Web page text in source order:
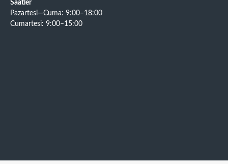
Saatler
Pazartesi—Cuma: 9:00–18:00
Cumartesi: 9:00–15:00